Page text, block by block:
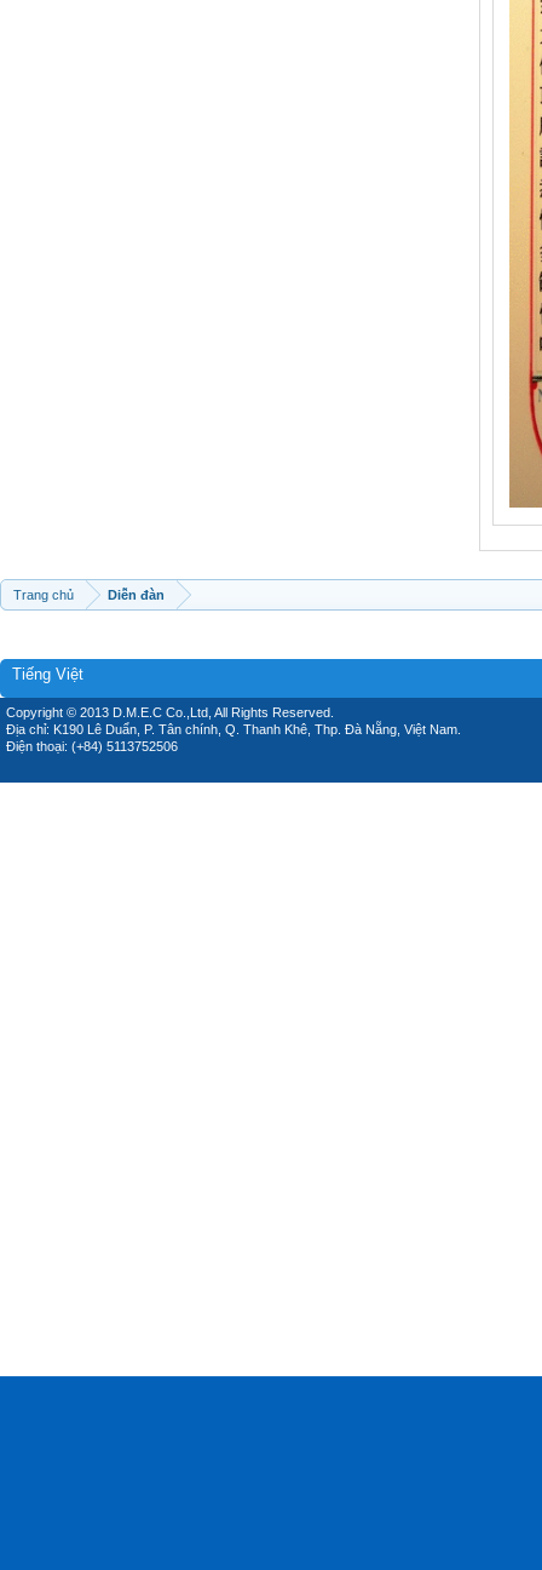
Trang chủ Diễn đàn
Tiếng Việt
Copyright © 2013 D.M.E.C Co.,Ltd, All Rights Reserved.
Địa chỉ: K190 Lê Duẩn, P. Tân chính, Q. Thanh Khê, Thp. Đà Nẵng, Việt Nam.
Điện thoại: (+84) 5113752506